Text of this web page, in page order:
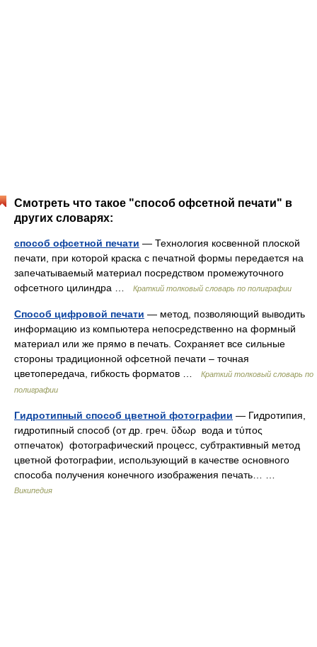
Смотреть что такое "способ офсетной печати" в
других словарях:
способ офсетной печати — Технология косвенной плоской
печати, при которой краска с печатной формы передается на
запечатываемый материал посредством промежуточного
офсетного цилиндра …
Краткий толковый словарь по полиграфии
Способ цифровой печати — метод, позволяющий выводить
информацию из компьютера непосредственно на формный
материал или же прямо в печать. Сохраняет все сильные
стороны традиционной офсетной печати – точная
цветопередача, гибкость форматов …
Краткий толковый словарь по
полиграфии
Гидротипный способ цветной фотографии — Гидротипия,
гидротипный способ (от др. греч. ὕδωρ вода и τύπος
отпечаток) фотографический процесс, субтрактивный метод
цветной фотографии, использующий в качестве основного
способа получения конечного изображения печать… …
Википедия